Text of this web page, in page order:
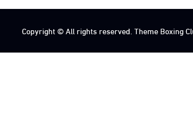
Copyright © All rights reserved. Theme Boxing